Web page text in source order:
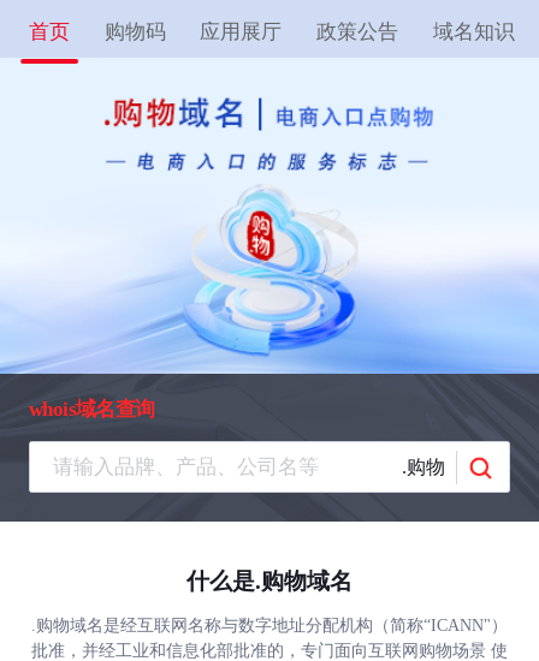
首页 购物码 应用展厅 政策公告 域名知识
whois域名查询
.购物
什么是.购物域名
.购物域名是经互联网名称与数字地址分配机构（简称“ICANN"）
批准，并经工业和信息化部批准的，专门面向互联网购物场景 使